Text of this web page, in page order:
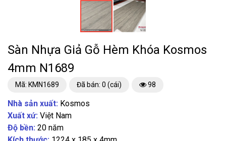
Sàn Nhựa Giả Gỗ Hèm Khóa Kosmos
4mm N1689
Mã: KMN1689 Đã bán: 0 (cái) 98
Nhà sản xuất: Kosmos
Xuất xứ: Việt Nam
Độ bền: 20 năm